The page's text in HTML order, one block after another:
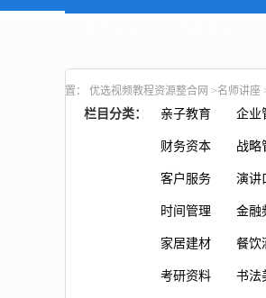
置： 优选视频教程资源整合网 >名师讲座
栏目分类： 亲子教育 企业
财务资本 战略
客户服务 演讲
时间管理 金融
家居建材 餐饮
考研资料 书法